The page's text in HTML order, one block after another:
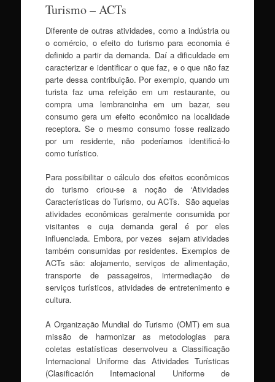
Turismo – ACTs
Diferente de outras atividades, como a indústria ou
o comércio, o efeito do turismo para economia é
definido a partir da demanda. Daí a dificuldade em
caracterizar e identificar o que faz, e o que não faz
parte dessa contribuição. Por exemplo, quando um
turista faz uma refeição em um restaurante, ou
compra uma lembrancinha em um bazar, seu
consumo gera um efeito econômico na localidade
receptora. Se o mesmo consumo fosse realizado
por um residente, não poderíamos identificá-lo
como turístico.
Para possibilitar o cálculo dos efeitos econômicos
do turismo criou-se a noção de ‘Atividades
Características do Turismo, ou ACTs. São aquelas
atividades econômicas geralmente consumida por
visitantes e cuja demanda geral é por eles
influenciada. Embora, por vezes sejam atividades
também consumidas por residentes. Exemplos de
ACTs são: alojamento, serviços de alimentação,
transporte de passageiros, intermediação de
serviços turísticos, atividades de entretenimento e
cultura.
A Organização Mundial do Turismo (OMT) em sua
missão de harmonizar as metodologias para
coletas estatísticas desenvolveu a Classificação
Internacional Uniforme das Atividades Turísticas
(Clasificación Internacional Uniforme de